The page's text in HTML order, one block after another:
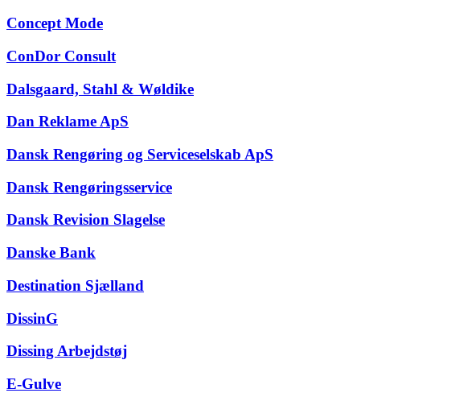
Concept Mode
ConDor Consult
Dalsgaard, Stahl & Wøldike
Dan Reklame ApS
Dansk Rengøring og Serviceselskab ApS
Dansk Rengøringsservice
Dansk Revision Slagelse
Danske Bank
Destination Sjælland
DissinG
Dissing Arbejdstøj
E-Gulve